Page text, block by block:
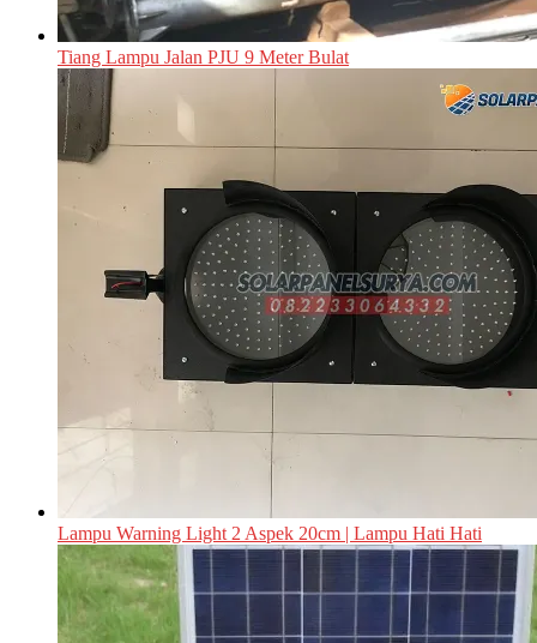
Tiang Lampu Jalan PJU 9 Meter Bulat
Lampu Warning Light 2 Aspek 20cm | Lampu Hati Hati